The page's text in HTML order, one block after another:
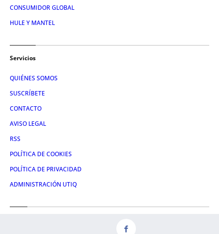
CONSUMIDOR GLOBAL
HULE Y MANTEL
Servicios
QUIÉNES SOMOS
SUSCRÍBETE
CONTACTO
AVISO LEGAL
RSS
POLÍTICA DE COOKIES
POLÍTICA DE PRIVACIDAD
ADMINISTRACIÓN UTIQ